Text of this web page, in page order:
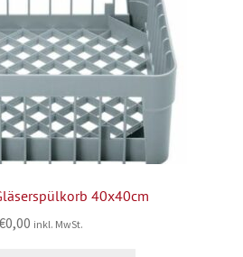
40x40cm
0,00 inkl. MwSt.